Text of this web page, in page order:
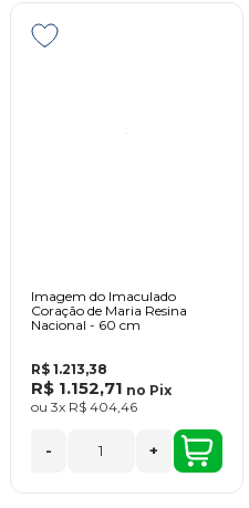
Imagem do Imaculado
Coração de Maria Resina
Nacional - 60 cm
R$ 1.213,38
R$ 1.152,71 no Pix
ou 3x R$ 404,46
- +